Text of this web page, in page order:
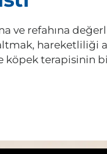
ve refahına
hareketliliği
köpek terapisinin